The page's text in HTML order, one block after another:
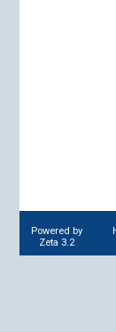
Powered by
Zeta 3.2